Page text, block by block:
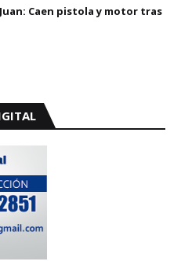
Caen pistola y motor tras